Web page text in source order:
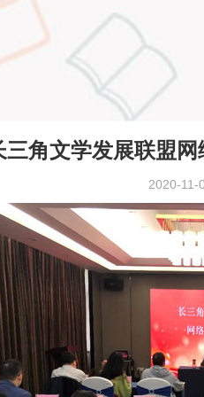
三角文学发展联盟
2020-11-